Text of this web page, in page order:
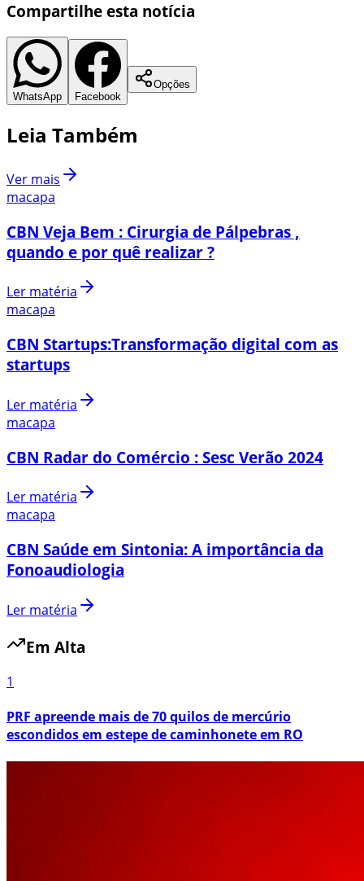
Compartilhe esta notícia
WhatsApp Facebook
Opções
Leia Também
Ver mais
macapa
CBN Veja Bem : Cirurgia de Pálpebras ,
quando e por quê realizar ?
Ler matéria
macapa
CBN Startups:Transformação digital com as
startups
Ler matéria
macapa
CBN Radar do Comércio : Sesc Verão 2024
Ler matéria
macapa
CBN Saúde em Sintonia: A importância da
Fonoaudiologia
Ler matéria
Em Alta
1
PRF apreende mais de 70 quilos de mercúrio
escondidos em estepe de caminhonete em RO